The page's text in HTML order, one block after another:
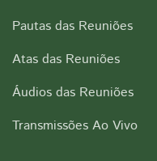
Pautas das Reuniões
Atas das Reuniões
Áudios das Reuniões
Transmissões Ao Vivo